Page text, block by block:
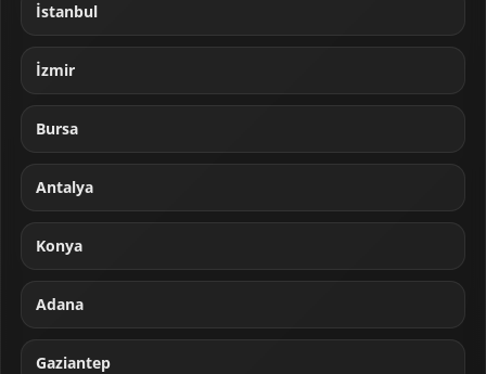
İstanbul
İzmir
Bursa
Antalya
Konya
Adana
Gaziantep